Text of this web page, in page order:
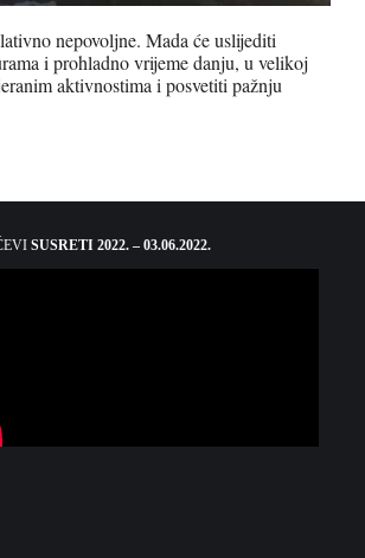
nepovoljne. Mada će uslijediti
i prohladno vrijeme danju, u velikoj
aktivnostima i posvetiti pažnju
SUSRETI 2022. – 03.06.2022.